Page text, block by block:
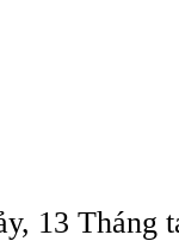
13 Tháng